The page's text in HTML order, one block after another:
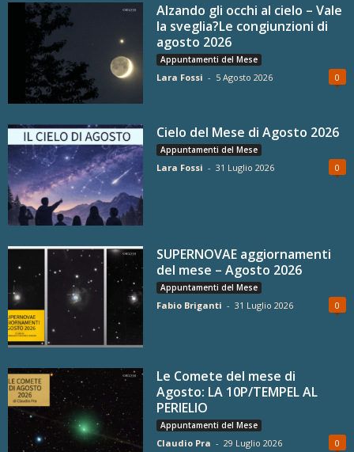
Alzando gli occhi al cielo – Vale
la sveglia?Le congiunzioni di
agosto 2026
Appuntamenti del Mese
Lara Fossi - 5 Agosto 2026 0
Cielo del Mese di Agosto 2026
Appuntamenti del Mese
Lara Fossi - 31 Luglio 2026 0
SUPERNOVAE aggiornamenti
del mese – Agosto 2026
Appuntamenti del Mese
Fabio Briganti - 31 Luglio 2026 0
Le Comete del mese di
Agosto: LA 10P/TEMPEL AL
PERIELIO
Appuntamenti del Mese
Claudio Pra - 29 Luglio 2026 0